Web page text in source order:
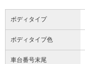
ボディタイプ
ボディタイプ色
車台番号末尾